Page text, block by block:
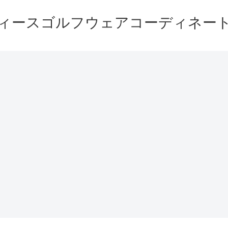
ースゴルフウェアコーディネー